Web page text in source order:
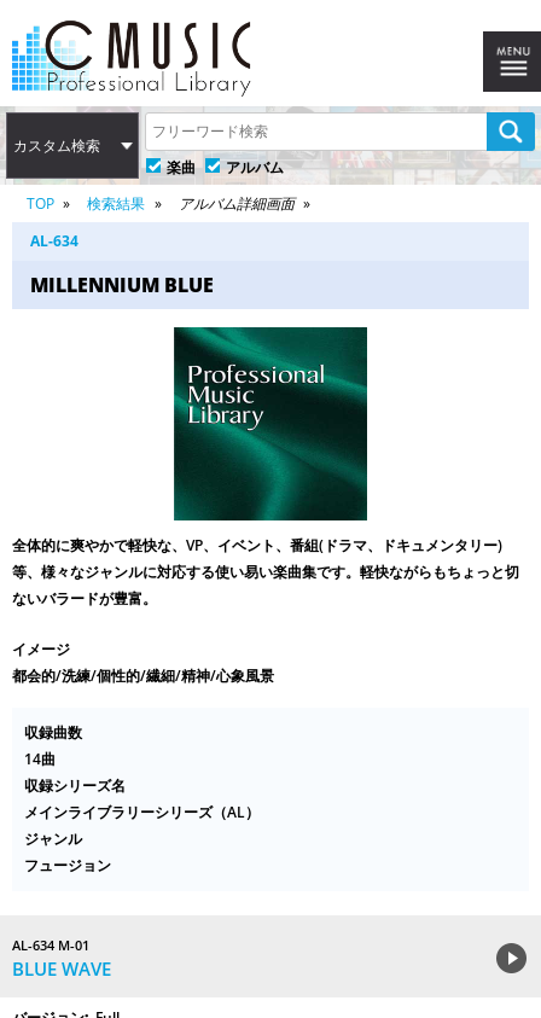
カスタム検索
楽曲
アルバム
TOP
検索結果
アルバム詳細画面
AL-634
MILLENNIUM BLUE
全体的に爽やかで軽快な、VP、イベント、番組(ドラマ、ドキュメンタリー)
等、様々なジャンルに対応する使い易い楽曲集です。軽快ながらもちょっと切
ないバラードが豊富。
イメージ
都会的/洗練/個性的/繊細/精神/心象風景
収録曲数
14曲
収録シリーズ名
メインライブラリーシリーズ（AL）
ジャンル
フュージョン
AL-634 M-01
BLUE WAVE